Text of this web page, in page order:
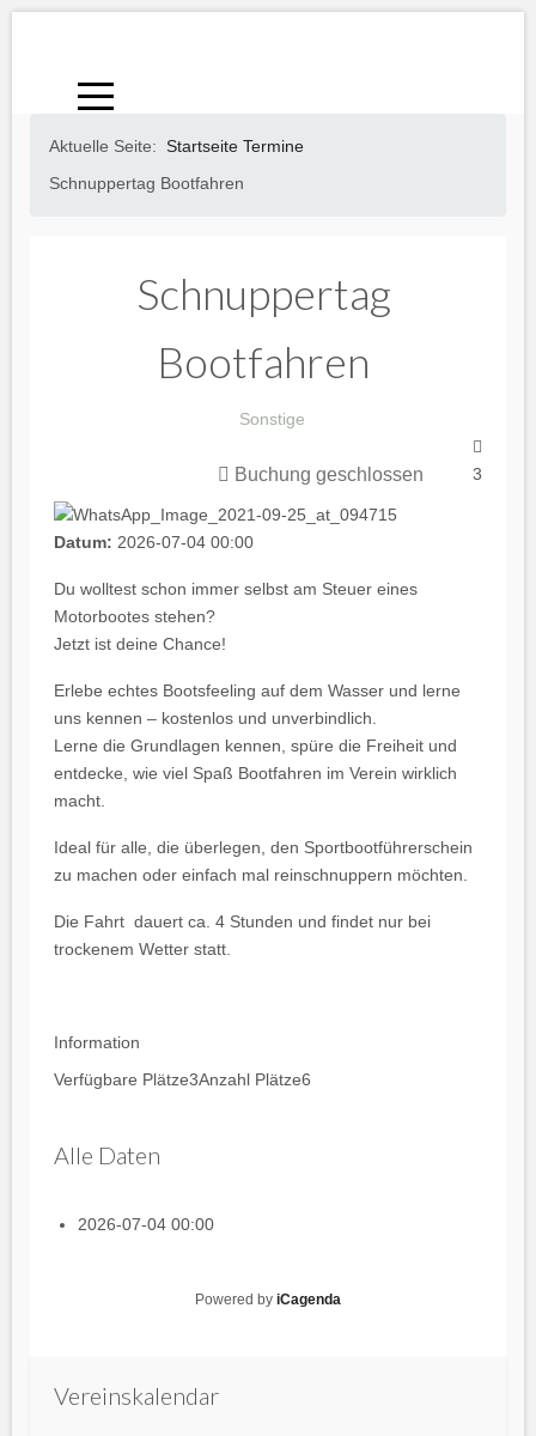
Aktuelle Seite: Startseite Termine
Schnuppertag Bootfahren
Schnuppertag
Bootfahren
Sonstige
Buchung geschlossen 3
Datum: 2026-07-04 00:00
Du wolltest schon immer selbst am Steuer eines
Motorbootes stehen?
Jetzt ist deine Chance!
Erlebe echtes Bootsfeeling auf dem Wasser und lerne
uns kennen – kostenlos und unverbindlich.
Lerne die Grundlagen kennen, spüre die Freiheit und
entdecke, wie viel Spaß Bootfahren im Verein wirklich
macht.
Ideal für alle, die überlegen, den Sportbootführerschein
zu machen oder einfach mal reinschnuppern möchten.
Die Fahrt dauert ca. 4 Stunden und findet nur bei
trockenem Wetter statt.
Information
Verfügbare Plätze3Anzahl Plätze6
Alle Daten
2026-07-04 00:00
Powered by iCagenda
Vereinskalendar
JahrMonat
JahrMonat